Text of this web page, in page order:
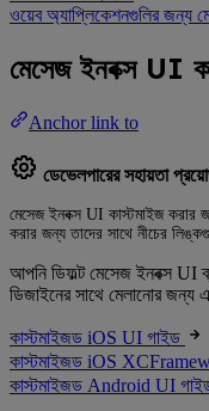
ওয়েব অ্যাপ্লিকেশনগুলির জন্য
মেসেজ ইনবক্স UI
Anchor link to
ডেভেলপারের সহায়তা
মেসেজ ইনবক্স UI কাস্টমাইজ করার
করার জন্য তাদের সাথে নীচের
আপনি ডিফল্ট মেসেজ ইনবক্স UI
ডিজাইনের সাথে মেলানোর জন্য
কাস্টমাইজড iOS UI গাইড
কাস্টমাইজড iOS
কাস্টমাইজড Android UI